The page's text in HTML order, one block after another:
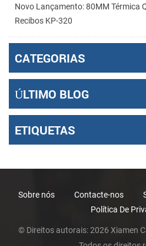
Novo Lançamento: 80MM Térmica
Recibos KP-320
CATEGORIAS
ÚLTIMO BLOG
ETIQUETAS
Sobre nós Contacte-nos
Política De
© Direitos autorais: 2026 Xiamen